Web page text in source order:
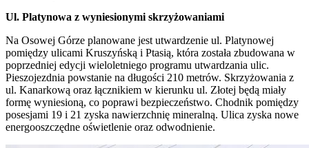
Ul. Platynowa z wyniesionymi skrzyżowaniami
Na Osowej Górze planowane jest utwardzenie ul. Platynowej
pomiędzy ulicami Kruszyńską i Ptasią, która została zbudowana w
poprzedniej edycji wieloletniego programu utwardzania ulic.
Pieszojezdnia powstanie na długości 210 metrów. Skrzyżowania z
ul. Kanarkową oraz łącznikiem w kierunku ul. Złotej będą miały
formę wyniesioną, co poprawi bezpieczeństwo. Chodnik pomiędzy
posesjami 19 i 21 zyska nawierzchnię mineralną. Ulica zyska nowe
energooszczędne oświetlenie oraz odwodnienie.